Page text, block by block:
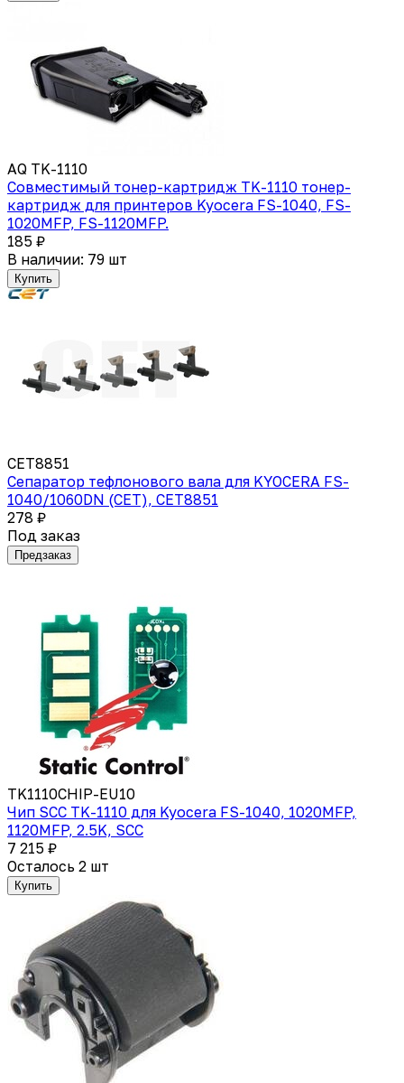
AQ TK-1110
Совместимый тонер-картридж TK-1110 тонер-
картридж для принтеров Kyocera FS-1040, FS-
1020MFP, FS-1120MFP.
185 ₽
В наличии: 79 шт
Купить
CET8851
Сепаратор тефлонового вала для KYOCERA FS-
1040/1060DN (CET), CET8851
278 ₽
Под заказ
Предзаказ
TK1110CHIP-EU10
Чип SCC TK-1110 для Kyocera FS-1040, 1020MFP,
1120MFP, 2.5K, SCC
7 215 ₽
Осталось 2 шт
Купить